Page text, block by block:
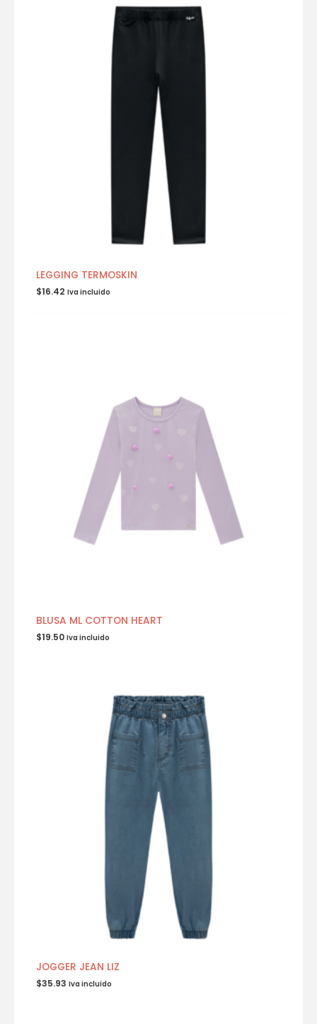
LEGGING TERMOSKIN
$16.42 Iva incluido
BLUSA ML COTTON HEART
$19.50 Iva incluido
JOGGER JEAN LIZ
$35.93 Iva incluido